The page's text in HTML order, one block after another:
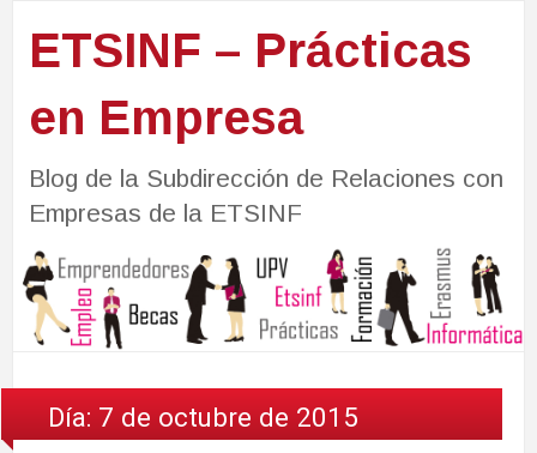
ETSINF – Prácticas
en Empresa
Blog de la Subdirección de Relaciones con
Empresas de la ETSINF
Día: 7 de octubre de 2015